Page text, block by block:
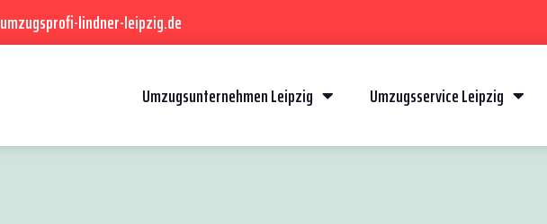
lindner-leipzig.de
Umzugsunternehmen Leipzig Umzugsservice Leipzig